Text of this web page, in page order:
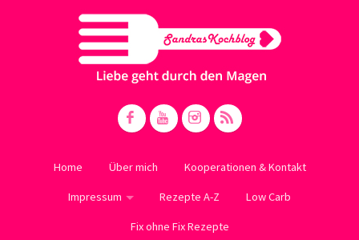
Home Über mich Kooperationen & Kontakt
Impressum Rezepte A-Z Low Carb
Fix ohne Fix Rezepte